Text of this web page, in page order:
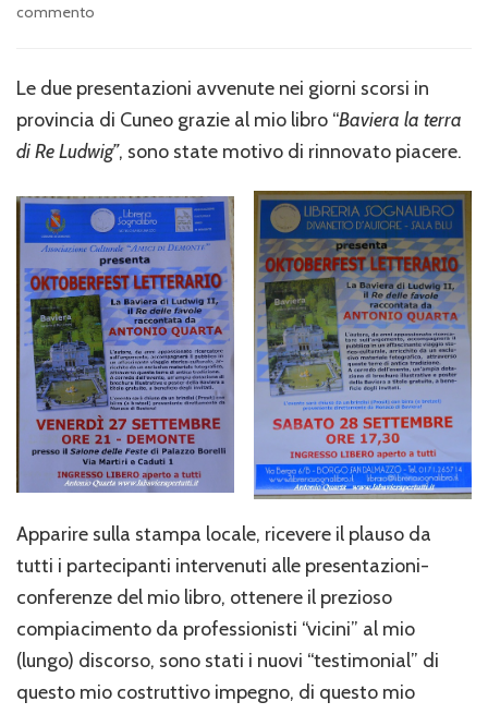
commento
presentazioni
mio
libro
Cuneo
Le due presentazioni avvenute nei giorni scorsi in
provincia di Cuneo grazie al mio libro “Baviera la terra
di Re Ludwig”, sono state motivo di rinnovato piacere.
Apparire sulla stampa locale, ricevere il plauso da
tutti i partecipanti intervenuti alle presentazioni-
conferenze del mio libro, ottenere il prezioso
compiacimento da professionisti “vicini” al mio
(lungo) discorso, sono stati i nuovi “testimonial” di
questo mio costruttivo impegno, di questo mio